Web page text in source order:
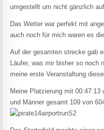
umgestellt um nicht gänzlich
Das Wetter war perfekt mit
auch noch für mich waren es
Auf der gesamten strecke gab
Läufer, was mir bisher so noch
meine erste Veranstaltung
Meine Platzierung mit 00:47:13
und Männer gesamt 109 von